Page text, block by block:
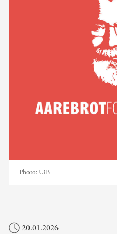
Photo:UiB
20.01.2026